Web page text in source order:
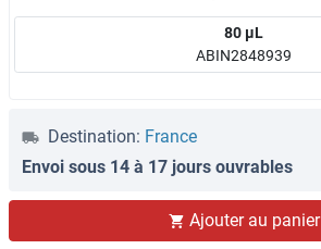
80 μL
ABIN2848939
Destination: France
Envoi sous 14 à 17 jours ouvrables
Ajouter au panier